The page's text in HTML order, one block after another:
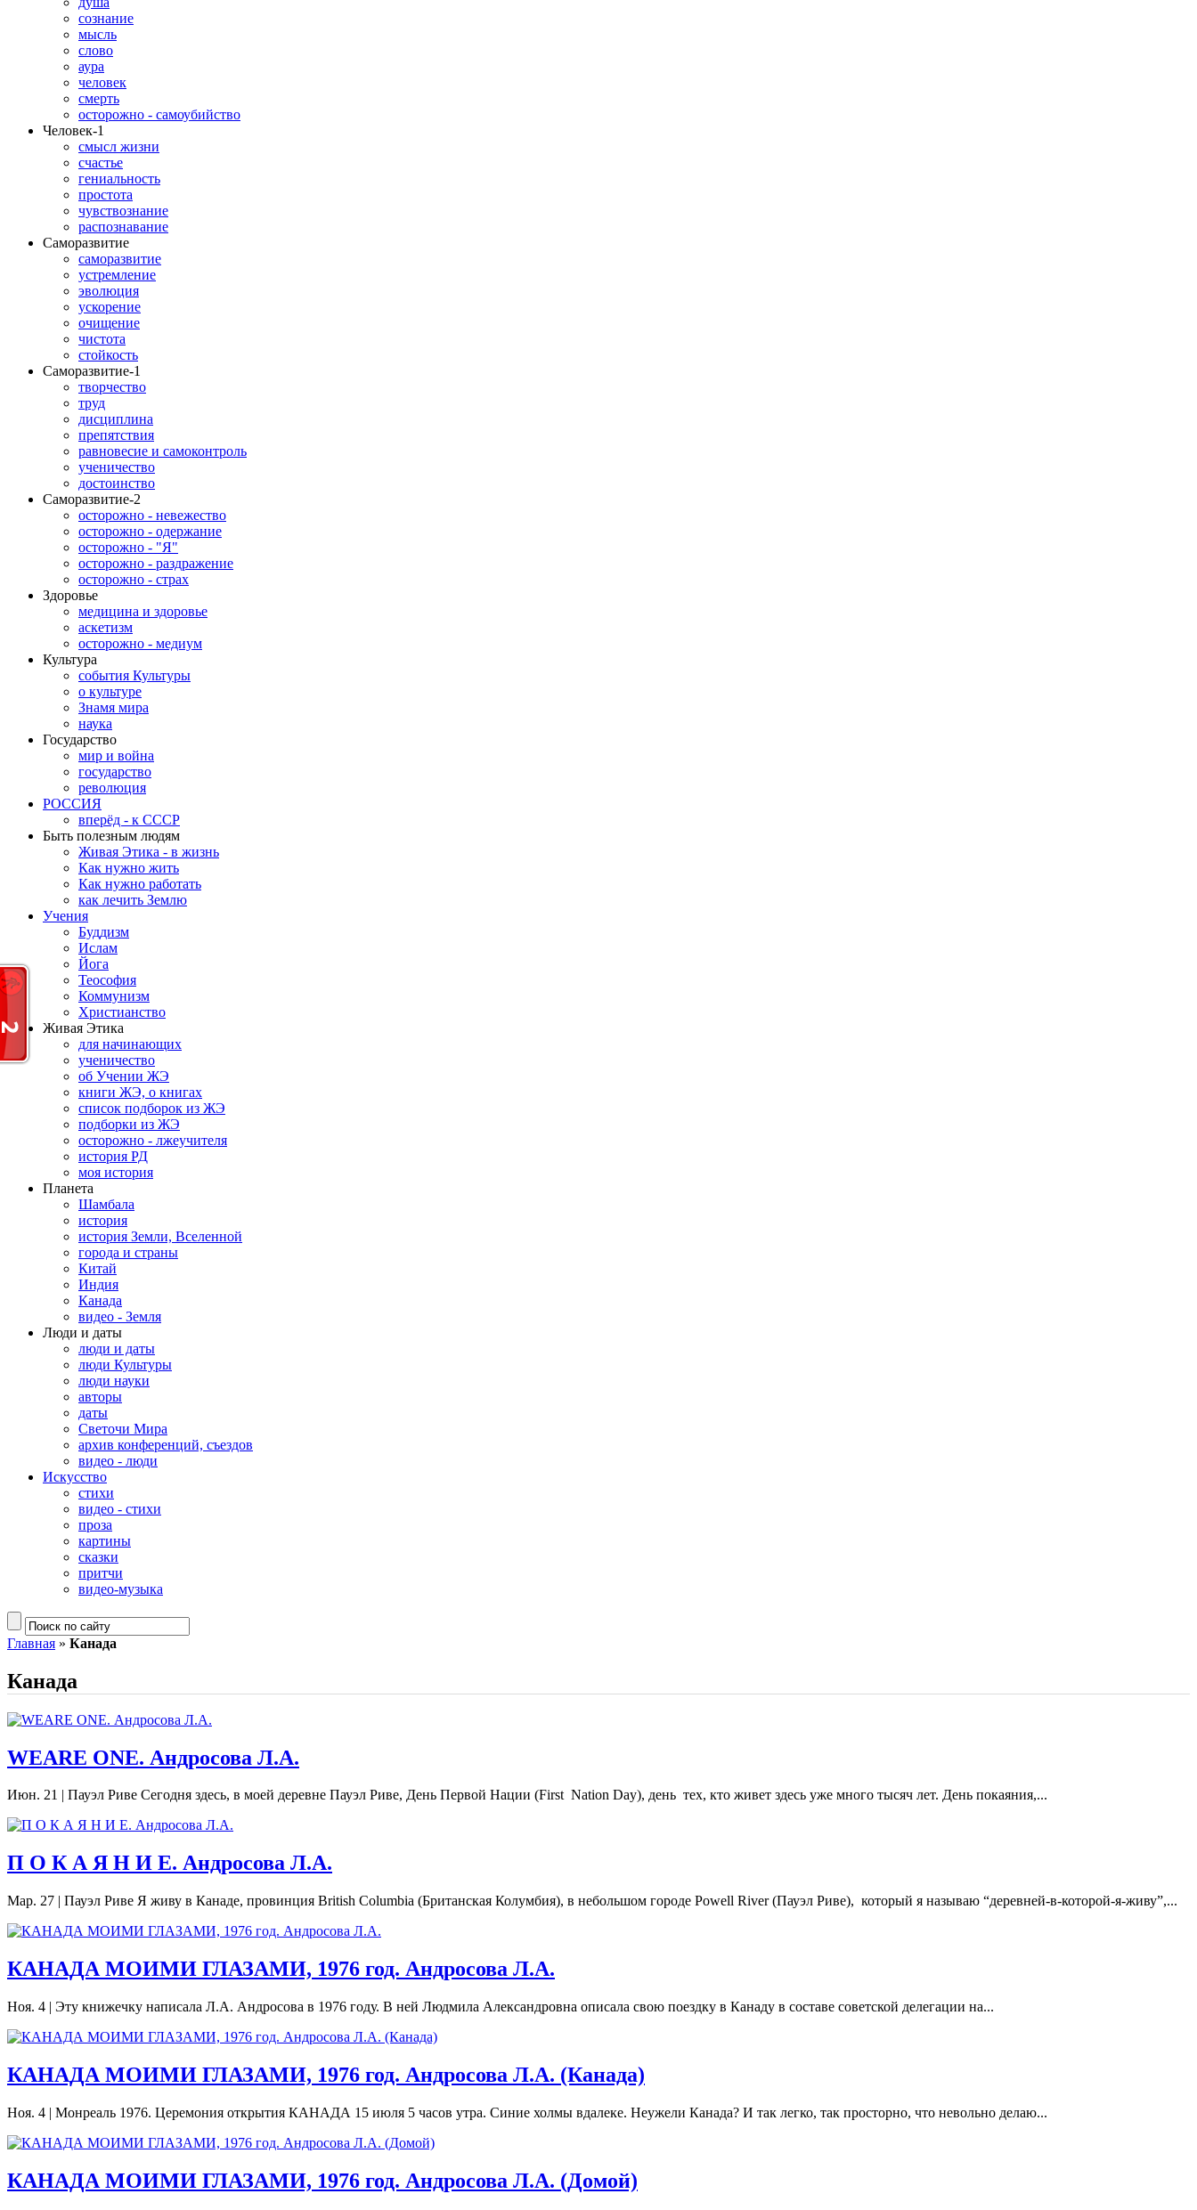
сознание
мысль
слово
аура
человек
смерть
осторожно - самоубийство
Человек-1
смысл жизни
счастье
гениальность
простота
чувствознание
распознавание
Саморазвитие
саморазвитие
устремление
эволюция
ускорение
очищение
чистота
стойкость
Саморазвитие-1
творчество
труд
дисциплина
препятствия
равновесие и самоконтроль
ученичество
достоинство
Саморазвитие-2
осторожно - невежество
осторожно - одержание
осторожно - "Я"
осторожно - раздражение
осторожно - страх
Здоровье
медицина и здоровье
аскетизм
осторожно - медиум
Культура
события Культуры
о культуре
Знамя мира
наука
Государство
мир и война
государство
революция
РОССИЯ
вперёд - к СССР
Быть полезным людям
Живая Этика - в жизнь
Как нужно жить
Как нужно работать
как лечить Землю
Учения
Буддизм
Ислам
Йога
Теософия
Коммунизм
Христианство
Живая Этика
для начинающих
ученичество
об Учении ЖЭ
книги ЖЭ, о книгах
список подборок из ЖЭ
подборки из ЖЭ
осторожно - лжеучителя
история РД
моя история
Планета
Шамбала
история
история Земли, Вселенной
города и страны
Китай
Индия
Канада
видео - Земля
Люди и даты
люди и даты
люди Культуры
люди науки
авторы
даты
Светочи Мира
архив конференций, съездов
видео - люди
Искусство
стихи
видео - стихи
проза
картины
сказки
притчи
видео-музыка
Главная » Канада
Канада
WEARE ONE. Андросова Л.А.
Июн. 21 | Пауэл Риве Сегодня здесь, в моей деревне Пауэл Риве, День Первой Нации (First Nation Day), день тех, кто живет здесь уже много тысяч лет. День покаяния,...
П О К А Я Н И Е. Андросова Л.А.
Мар. 27 | Пауэл Риве Я живу в Канаде, провинция British Columbia (Британская Колумбия), в небольшом городе Powell River (Пауэл Риве), который я называю “деревней-в-которой-я-живу”,...
КАНАДА МОИМИ ГЛАЗАМИ, 1976 год. Андросова Л.А.
Ноя. 4 | Эту книжечку написала Л.А. Андросова в 1976 году. В ней Людмила Александровна описала свою поездку в Канаду в составе советской делегации на...
КАНАДА МОИМИ ГЛАЗАМИ, 1976 год. Андросова Л.А. (Канада)
Ноя. 4 | Монреаль 1976. Церемония открытия КАНАДА 15 июля 5 часов утра. Синие холмы вдалеке. Неужели Канада? И так легко, так просторно, что невольно делаю...
КАНАДА МОИМИ ГЛАЗАМИ, 1976 год. Андросова Л.А. (Домой)